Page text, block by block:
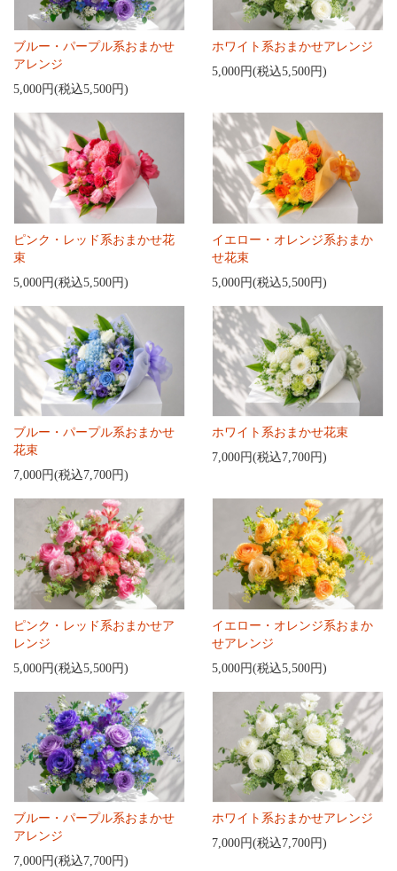
ブルー・パープル系おまかせ
アレンジ
5,000円(税込5,500円)
ホワイト系おまかせアレンジ
5,000円(税込5,500円)
ピンク・レッド系おまかせ花
束
5,000円(税込5,500円)
イエロー・オレンジ系おまか
せ花束
5,000円(税込5,500円)
ブルー・パープル系おまかせ
花束
7,000円(税込7,700円)
ホワイト系おまかせ花束
7,000円(税込7,700円)
ピンク・レッド系おまかせア
レンジ
5,000円(税込5,500円)
イエロー・オレンジ系おまか
せアレンジ
5,000円(税込5,500円)
ブルー・パープル系おまかせ
アレンジ
7,000円(税込7,700円)
ホワイト系おまかせアレンジ
7,000円(税込7,700円)